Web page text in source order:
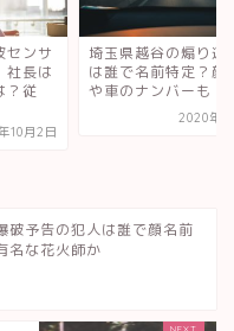
センサ
社長は
？従
10月2日
埼玉県越谷の煽り運
は誰で名前特定？顔
や車のナンバーも
2020年6
破予告の犯人は誰で顔名前
名な花火師か